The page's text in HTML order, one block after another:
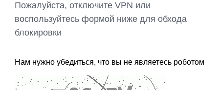
Пожалуйста, отключите VPN или
воспользуйтесь формой ниже для обхода
блокировки
Нам нужно убедиться, что вы не являетесь роботом